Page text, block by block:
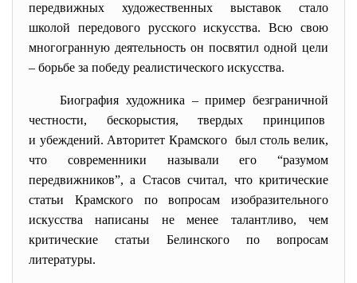
передвижных художественных выставок стало
школой передового русского искусства. Всю свою
многогранную деятельность он посвятил одной цели
– борьбе за победу реалистического искусства.
Биография художника – пример безграничной
честности, бескорыстия, твердых принципов
и убеждений. Авторитет Крамского был столь велик,
что современники называли его “разумом
передвижников”, а Стасов считал, что критические
статьи Крамского по вопросам изобразительного
искусства написаны не менее талантливо, чем
критические статьи Белинского по вопросам
литературы.